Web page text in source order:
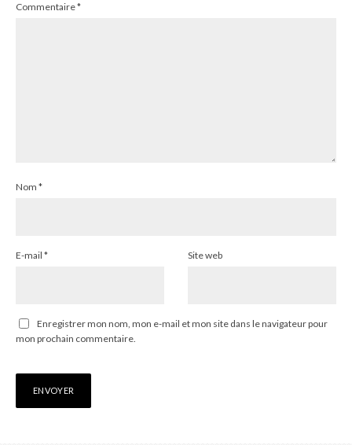
Commentaire*
Nom *
E-mail * Site web
Enregistrer mon nom, mon e-mail et mon site dans le navigateur pour
mon prochain commentaire.